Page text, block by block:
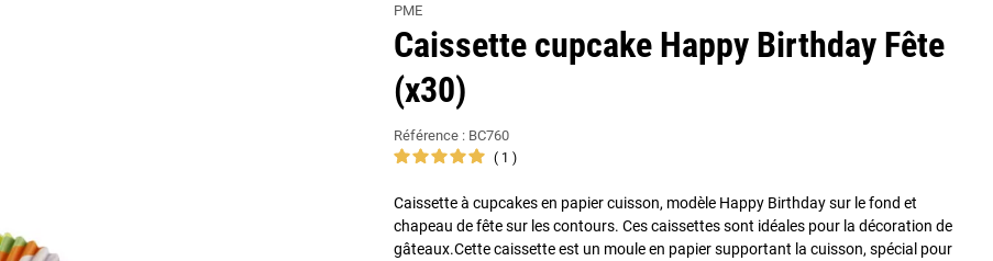
PME
Caissette cupcake Happy Birthday Fête
(x30)
Référence : BC760
1
Caissette à cupcakes en papier cuisson, modèle Happy Birthday sur le fond et
chapeau de fête sur les contours. Ces caissettes sont idéales pour la décoration de
gâteaux.Cette caissette est un moule en papier supportant la cuisson, spécial pour